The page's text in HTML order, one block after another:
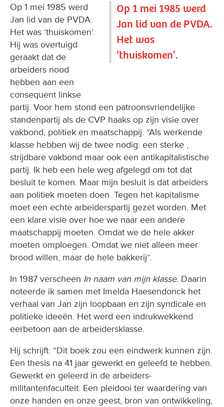
Op 1 mei 1985 werd
Jan lid van de PVDA.
Het was
‘thuiskomen’.
Op 1 mei 1985 werd
Jan lid van de PVDA.
Het was ‘thuiskomen’.
Hij was overtuigd
geraakt dat de
arbeiders nood
hebben aan een
consequent linkse
partij. Voor hem stond een patroonsvriendelijke
standenpartij als de CVP haaks op zijn visie over
vakbond, politiek en maatschappij. “Als werkende
klasse hebben wij de twee nodig: een sterke ,
strijdbare vakbond maar ook een antikapitalistische
partij. Ik heb een hele weg afgelegd om tot dat
besluit te komen. Maar mijn besluit is dat arbeiders
aan politiek moeten doen. Tegen het kapitalisme
moet een echte arbeiderspartij gezet worden. Met
een klare visie over hoe we naar een andere
maatschappij moeten. Omdat we de hele akker
moeten omploegen. Omdat we niet alleen meer
brood willen, maar de hele bakkerij”.
In 1987 verscheen In naam van mijn klasse. Daarin
noteerde ik samen met Imelda Haesendonck het
verhaal van Jan zijn loopbaan en zijn syndicale en
politieke ideeën. Het werd een indrukwekkend
eerbetoon aan de arbeidersklasse.
Hij schrijft: “Dit boek zou een eindwerk kunnen zijn.
Een thesis na 41 jaar gewerkt en geleefd te hebben.
Gewerkt en geleerd in de arbeiders-
militantenfaculteit. Een pleidooi ter waardering van
onze handen en onze geest, bron van ontwikkeling,